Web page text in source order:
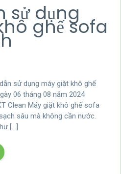
sử dụng
ghế sofa
sử dụng máy giặt khô ghế
06 tháng 08 năm 2024
Clean Máy giặt khô ghế sofa
sâu mà không cần nước.
[…]